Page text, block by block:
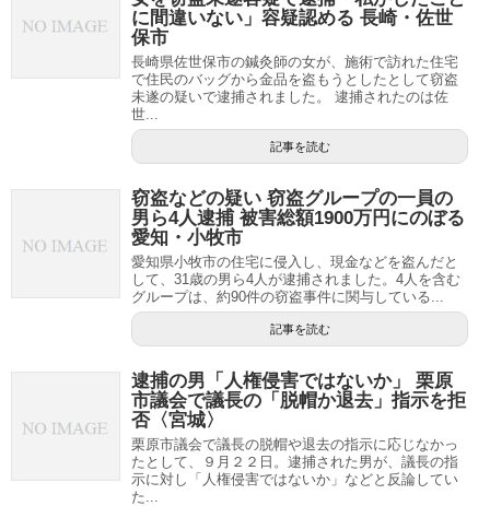
に間違いない」容疑認める 長崎・佐世
保市
長崎県佐世保市の鍼灸師の女が、施術で訪れた住宅
で住民のバッグから金品を盗もうとしたとして窃盗
未遂の疑いで逮捕されました。 逮捕されたのは佐
世...
記事を読む
窃盗などの疑い 窃盗グループの一員の
男ら4人逮捕 被害総額1900万円にのぼる
愛知・小牧市
愛知県小牧市の住宅に侵入し、現金などを盗んだと
して、31歳の男ら4人が逮捕されました。4人を含む
グループは、約90件の窃盗事件に関与している...
記事を読む
逮捕の男「人権侵害ではないか」 栗原
市議会で議長の「脱帽か退去」指示を拒
否〈宮城〉
栗原市議会で議長の脱帽や退去の指示に応じなかっ
たとして、９月２２日。逮捕された男が、議長の指
示に対し「人権侵害ではないか」などと反論してい
た...